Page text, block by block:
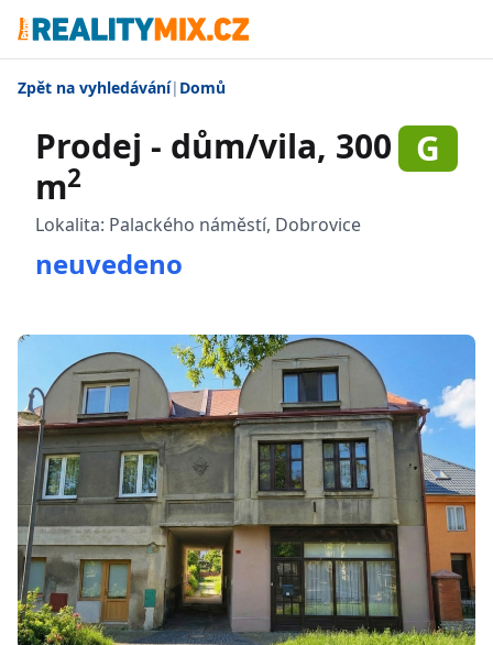
Zpět na vyhledávání| Domů
Prodej - dům/vila, 300
m2
G
Lokalita: Palackého náměstí, Dobrovice
neuvedeno